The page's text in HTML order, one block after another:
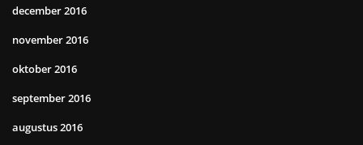
december 2016
november 2016
oktober 2016
september 2016
augustus 2016